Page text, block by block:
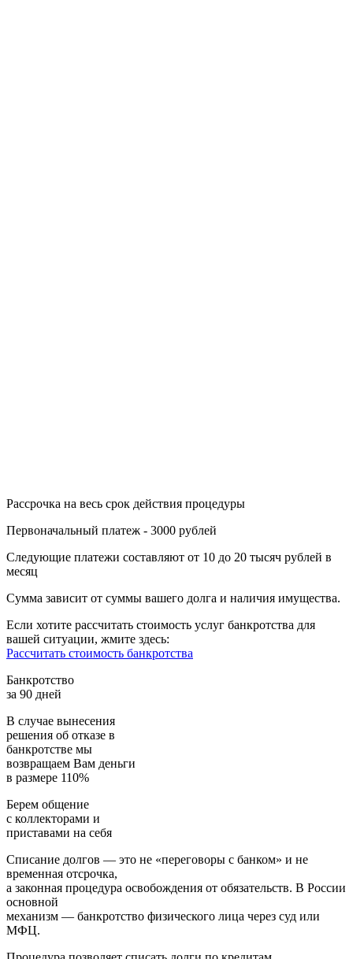
Рассрочка на весь срок действия процедуры
Первоначальный платеж - 3000 рублей
Следующие платежи составляют от 10 до 20 тысяч рублей в
месяц
Сумма зависит от суммы вашего долга и наличия имущества.
Если хотите рассчитать стоимость услуг банкротства для
вашей ситуации, жмите здесь:
Рассчитать стоимость банкротства
Банкротство
за 90 дней
В случае вынесения
решения об отказе в
банкротстве мы
возвращаем Вам деньги
в размере 110%
Берем общение
с коллекторами и
приставами на себя
Списание долгов — это не «переговоры с банком» и не
временная отсрочка,
а законная процедура освобождения от обязательств. В России
основной
механизм — банкротство физического лица через суд или
МФЦ.